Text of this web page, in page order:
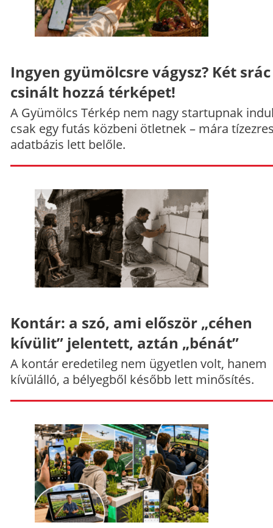
Ingyen gyümölcsre vágysz? Két srác
csinált hozzá térképet!
A Gyümölcs Térkép nem nagy startupnak
csak egy futás közbeni ötletnek – mára
adatbázis lett belőle.
Kontár: a szó, ami először „céhen
kívülit” jelentett, aztán „bénát”
A kontár eredetileg nem ügyetlen volt, hanem
kívülálló, a bélyegből később lett minősítés.